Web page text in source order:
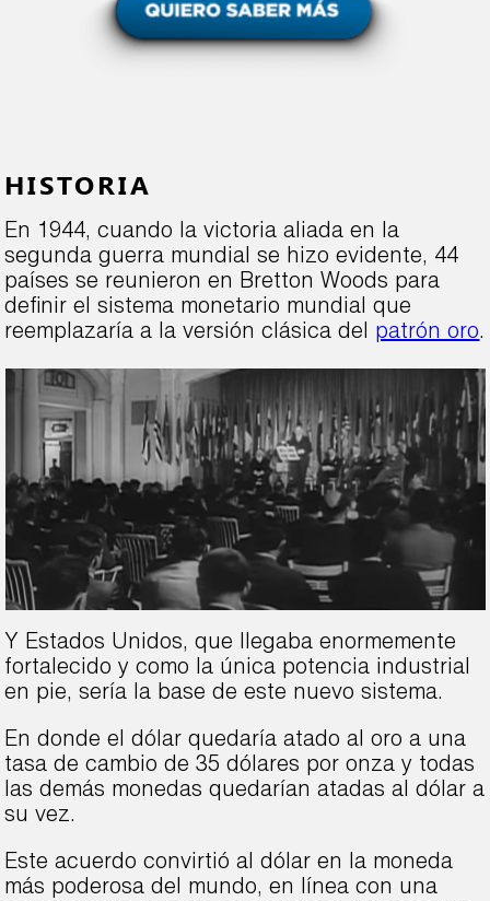
HISTORIA
En 1944, cuando la victoria aliada en la
segunda guerra mundial se hizo evidente, 44
países se reunieron en Bretton Woods para
definir el sistema monetario mundial que
reemplazaría a la versión clásica del patrón oro.
Y Estados Unidos, que llegaba enormemente
fortalecido y como la única potencia industrial
en pie, sería la base de este nuevo sistema.
En donde el dólar quedaría atado al oro a una
tasa de cambio de 35 dólares por onza y todas
las demás monedas quedarían atadas al dólar a
su vez.
Este acuerdo convirtió al dólar en la moneda
más poderosa del mundo, en línea con una